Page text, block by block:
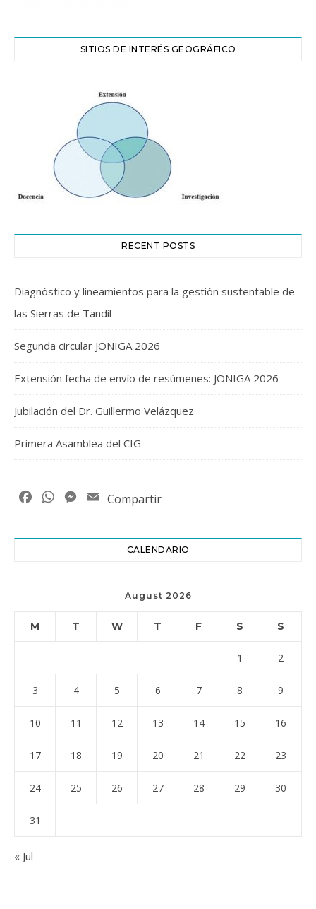
SITIOS DE INTERÉS GEOGRÁFICO
RECENT POSTS
Diagnóstico y lineamientos para la gestión sustentable de
las Sierras de Tandil
Segunda circular JONIGA 2026
Extensión fecha de envío de resúmenes: JONIGA 2026
Jubilación del Dr. Guillermo Velázquez
Primera Asamblea del CIG
FacebookWhatsAppMessenger
Email
Compartir
CALENDARIO
August 2026
M T W T F S S
1 2
3 4 5 6 7 8 9
10 11 12 13 14 15 16
17 18 19 20 21 22 23
24 25 26 27 28 29 30
31
« Jul